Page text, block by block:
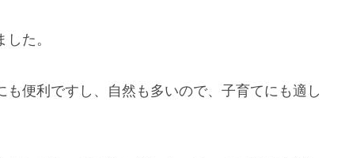
た。
も便利ですし、自然も多いので、子育てにも適し